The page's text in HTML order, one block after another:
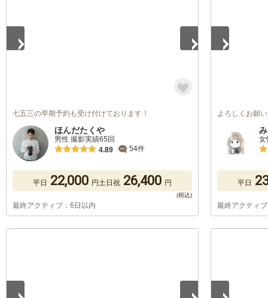
七五三の早期予約も受け付けております！
ほんだたくや
男性 撮影実績65回
4.89
54件
平日 22,000 円土日祝 26,400 円
最終アクティブ：6日以内
よろしくお願
女
平日
最終アクティ